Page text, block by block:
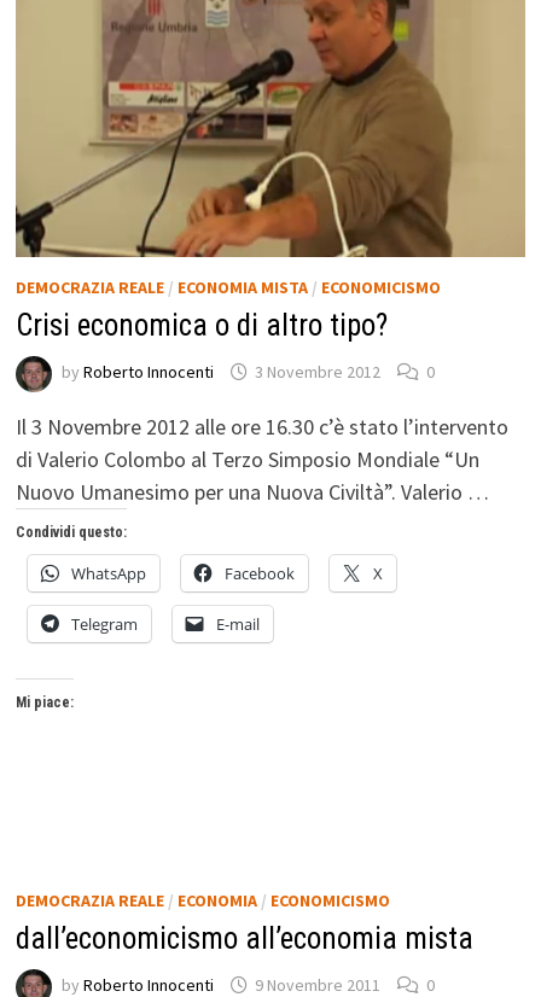
DEMOCRAZIA REALE/ ECONOMIA MISTA/ ECONOMICISMO
Crisi economica o di altro tipo?
by Roberto Innocenti 3 Novembre 2012 0
Il 3 Novembre 2012 alle ore 16.30 c’è stato l’intervento
di Valerio Colombo al Terzo Simposio Mondiale “Un
Nuovo Umanesimo per una Nuova Civiltà”. Valerio …
Condividi questo:
WhatsApp Facebook X
Telegram E-mail
Mi piace:
DEMOCRAZIA REALE/ ECONOMIA/ ECONOMICISMO
dall’economicismo all’economia mista
by Roberto Innocenti 9 Novembre 2011 0